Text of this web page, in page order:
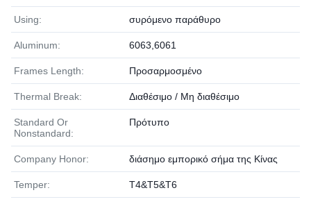
Using: συρόμενο παράθυρο
Aluminum: 6063,6061
Frames Length: Προσαρμοσμένο
Thermal Break: Διαθέσιμο / Μη διαθέσιμο
Standard Or
Nonstandard:
Πρότυπο
Company Honor: διάσημο εμπορικό σήμα της Κίνας
Temper: Τ4&Τ5&Τ6